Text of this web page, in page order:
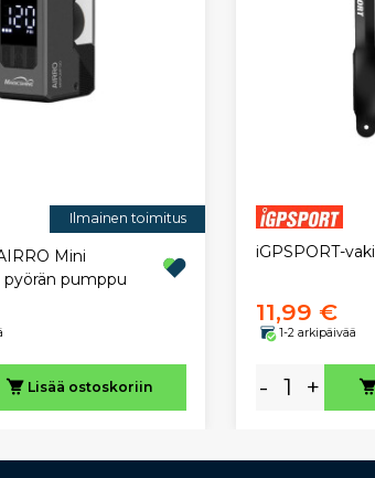
Ilmainen toimitus
Mini
pumppu
Lisää ostoskoriin
iGPSPORT-
11,99 €
1-2 arkipäivää
- +